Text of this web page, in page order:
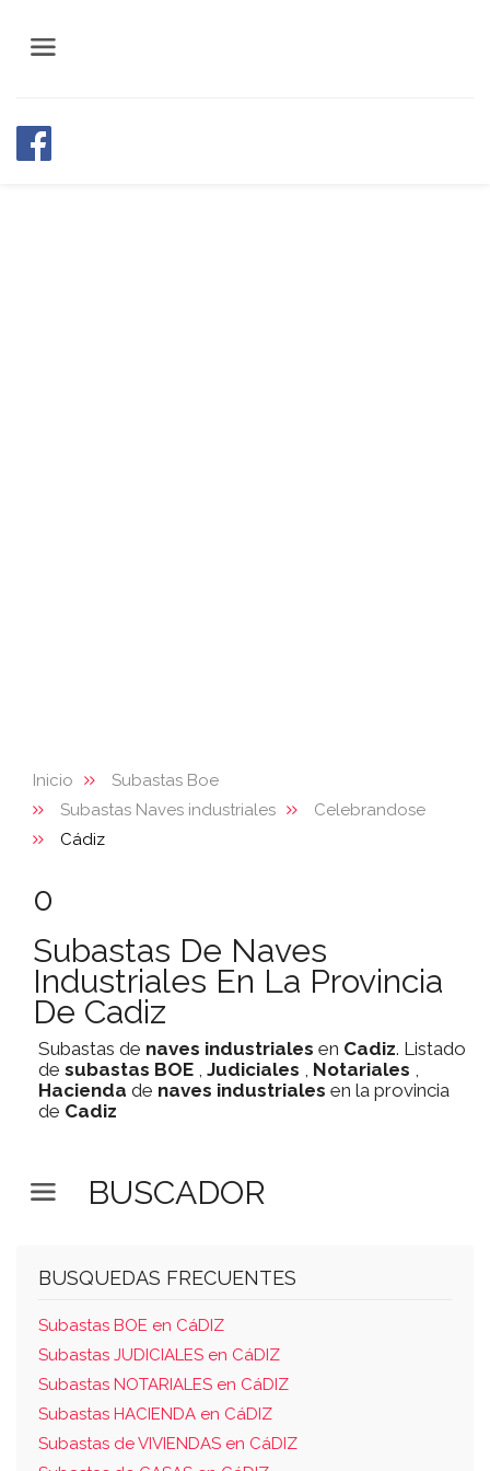
Inicio
Subastas Boe
Subastas Naves industriales
Celebrandose
Cádiz
0
Subastas De Naves
Industriales En La Provincia
De Cadiz
Subastas de naves industriales en Cadiz. Listado
de subastas BOE , Judiciales , Notariales ,
Hacienda de naves industriales en la provincia
de Cadiz
BUSCADOR
BUSQUEDAS FRECUENTES
Subastas BOE en CáDIZ
Subastas JUDICIALES en CáDIZ
Subastas NOTARIALES en CáDIZ
Subastas HACIENDA en CáDIZ
Subastas de VIVIENDAS en CáDIZ